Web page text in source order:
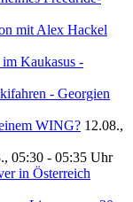
mit Alex Hackel
Kaukasus -
- Georgien
WING? 12.08.,
05:30 - 05:35 Uhr
in Österreich